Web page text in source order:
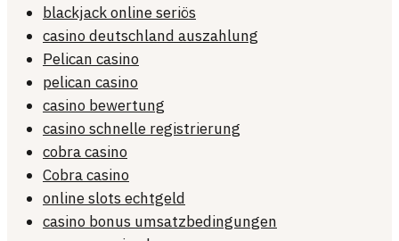
blackjack online seriös
casino deutschland auszahlung
Pelican casino
pelican casino
casino bewertung
casino schnelle registrierung
cobra casino
Cobra casino
online slots echtgeld
casino bonus umsatzbedingungen